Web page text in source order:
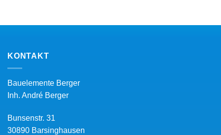
KONTAKT
Bauelemente Berger
Inh. André Berger
Bunsenstr. 31
30890 Barsinghausen